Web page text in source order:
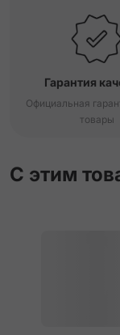
Гарантия
Официальная
товары
С этим